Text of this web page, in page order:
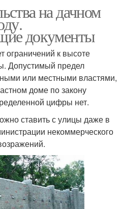
на дачном
документы
ограничений к высоте
Допустимый предел
или местными властями,
доме по закону
цифры нет.
ставить с улицы даже в
некоммерческого